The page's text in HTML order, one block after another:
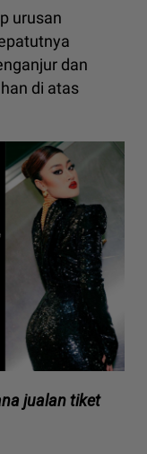
urusan
dan
di atas
jualan tiket